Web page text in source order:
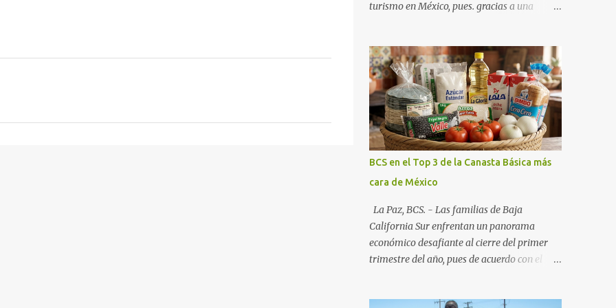
turismo en México, pues. gracias a una
fideicomisos de promoción, la entidad
proyecta un cierre de año marcado por una
ocupación hotelera robusta, una
conectividad aérea en ascenso y una
derrama económica sin precedentes. Las
proyecciones para este periodo vacacional
son optimistas, con un promedio estatal que
supera el 70% . Sin embargo, la sorpresa del
año la ha dado el norte del estado. Comondú
encabeza las expectativas con un
impresionante 89% de ocupación,
impulsado por el interés creciente en el
turismo de naturaleza. Le siguen destinos
Nuevo). La Paz: 66%. Loreto: 58%. Mulegé:
BCS en el Top 3 de la Canasta Básica más
cara de México
La Paz, BCS. - Las familias de Baja
California Sur enfrentan un panorama
económico desafiante al cierre del primer
trimestre del año, pues de acuerdo con el